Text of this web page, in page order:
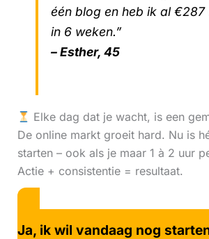
één blog en heb ik al €287
in 6 weken.”
– Esther, 45
Elke dag dat je wacht, is een
De online markt groeit hard. Nu is
starten – ook als je maar 1 à 2 uur
Actie + consistentie = resultaat.
Ja, ik wil vandaag nog